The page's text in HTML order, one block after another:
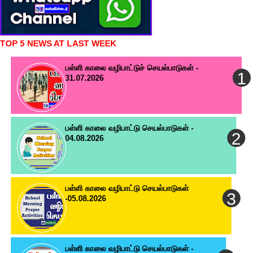
TOP 5 NEWS AT LAST WEEK
பள்ளி காலை வழிபாட்டுச் செயல்பாடுகள் -
31.07.2026
பள்ளி காலை வழிபாட்டு செயல்பாடுகள் -
04.08.2026
பள்ளி காலை வழிபாட்டு செயல்பாடுகள்
-05.08.2026
பள்ளி காலை வழிபாட்டு செயல்பாடுகள் -